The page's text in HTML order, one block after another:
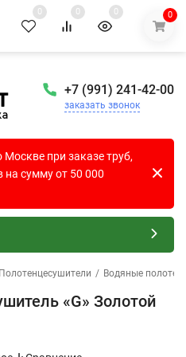
0 0 0 0
+7 (991) 241-42-00
заказать звонок
при заказе труб,
на сумму от 50 000
Полотенцесушители / Водяные
«G» Золотой